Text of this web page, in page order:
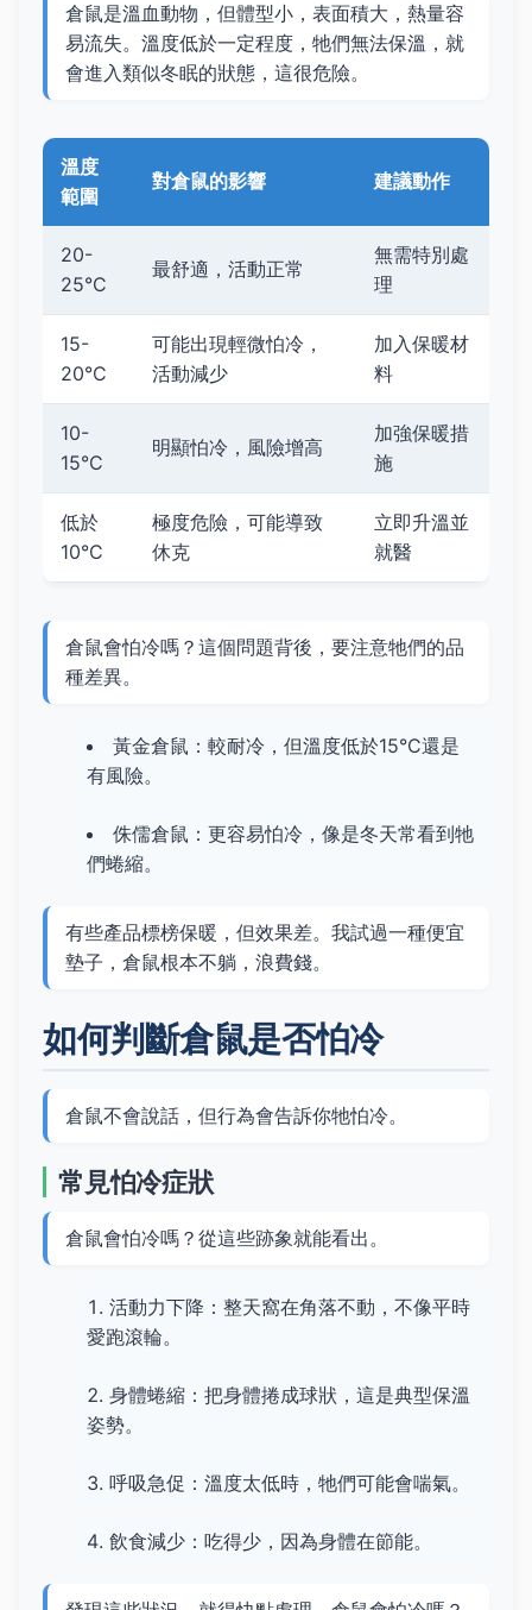
倉鼠是溫血動物，但體型小，表面積大，熱量容
易流失。溫度低於一定程度，牠們無法保溫，就
會進入類似冬眠的狀態，這很危險。
溫度
範圍
對倉鼠的影響 建議動作
20-
25°C
最舒適，活動正常
無需特別處
理
15-
20°C
可能出現輕微怕冷，
活動減少
加入保暖材
料
10-
15°C
明顯怕冷，風險增高
加強保暖措
施
低於
10°C
極度危險，可能導致
休克
立即升溫並
就醫
倉鼠會怕冷嗎？這個問題背後，要注意牠們的品
種差異。
黃金倉鼠：較耐冷，但溫度低於15°C還是
有風險。
侏儒倉鼠：更容易怕冷，像是冬天常看到牠
們蜷縮。
有些產品標榜保暖，但效果差。我試過一種便宜
墊子，倉鼠根本不躺，浪費錢。
如何判斷倉鼠是否怕冷
倉鼠不會說話，但行為會告訴你牠怕冷。
常見怕冷症狀
倉鼠會怕冷嗎？從這些跡象就能看出。
活動力下降：整天窩在角落不動，不像平時
愛跑滾輪。
身體蜷縮：把身體捲成球狀，這是典型保溫
姿勢。
呼吸急促：溫度太低時，牠們可能會喘氣。
飲食減少：吃得少，因為身體在節能。